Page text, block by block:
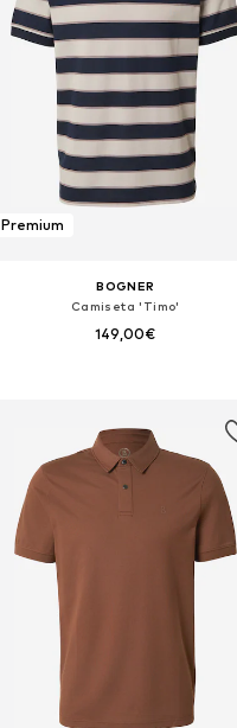
Premium
BOGNER
Camiseta 'Timo'
149,00€